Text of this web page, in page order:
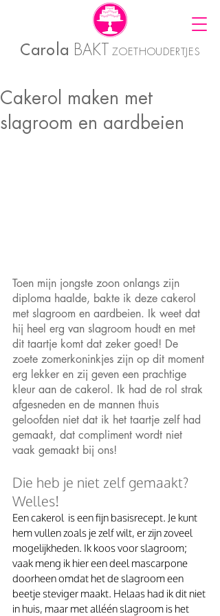
Carola BAKT ZOETHOUDERTJES
Cakerol maken met
slagroom en aardbeien
Toen mijn jongste zoon onlangs zijn
diploma haalde, bakte ik deze cakerol
met slagroom en aardbeien. Ik weet dat
hij heel erg van slagroom houdt en met
dit taartje komt dat zeker goed! De
zoete zomerkoninkjes zijn op dit moment
erg lekker en zij geven een prachtige
kleur aan de cakerol. Ik had de rol strak
afgesneden en de mannen thuis
geloofden niet dat ik het taartje zelf had
gemaakt, dat compliment wordt niet
vaak gemaakt bij ons!
Die heb je niet zelf gemaakt?
Welles!
Een cakerol  is een fijn basisrecept. Je kunt
hem vullen zoals je zelf wilt, er zijn zoveel
mogelijkheden. Ik koos voor slagroom;
vaak meng ik hier een deel mascarpone
doorheen omdat het de slagroom een
beetje steviger maakt. Helaas had ik dit niet
in huis, maar met alléén slagroom is het